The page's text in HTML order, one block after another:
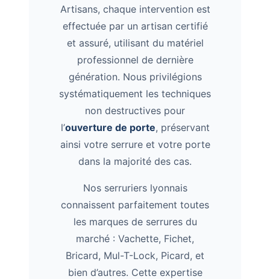
Artisans, chaque intervention est
effectuée par un artisan certifié
et assuré, utilisant du matériel
professionnel de dernière
génération. Nous privilégions
systématiquement les techniques
non destructives pour
l’ouverture de porte, préservant
ainsi votre serrure et votre porte
dans la majorité des cas.
Nos serruriers lyonnais
connaissent parfaitement toutes
les marques de serrures du
marché : Vachette, Fichet,
Bricard, Mul-T-Lock, Picard, et
bien d’autres. Cette expertise